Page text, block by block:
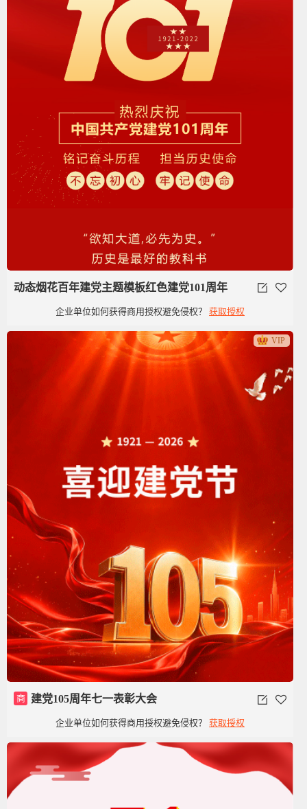
动态烟花百年建党主题模板红色建党101周年
企业单位如何获得商用授权避免侵权？ 获取授权
VIP
商 建党105周年七一表彰大会
企业单位如何获得商用授权避免侵权？ 获取授权